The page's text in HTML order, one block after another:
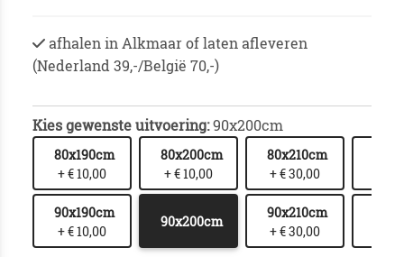
afhalen in Alkmaar of laten afleveren
(Nederland 39,-/België 70,-)
Kies gewenste uitvoering:90x200cm
80x190cm
+ € 10,00
80x200cm
+ € 10,00
80x210cm
+ € 30,00
90x190cm
+ € 10,00
90x200cm
90x210cm
+ € 30,00